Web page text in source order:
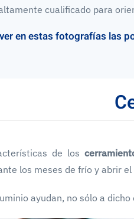
cualificado para
en estas fotografías las
de los
los meses de frío y abrir
ayudan, no sólo a